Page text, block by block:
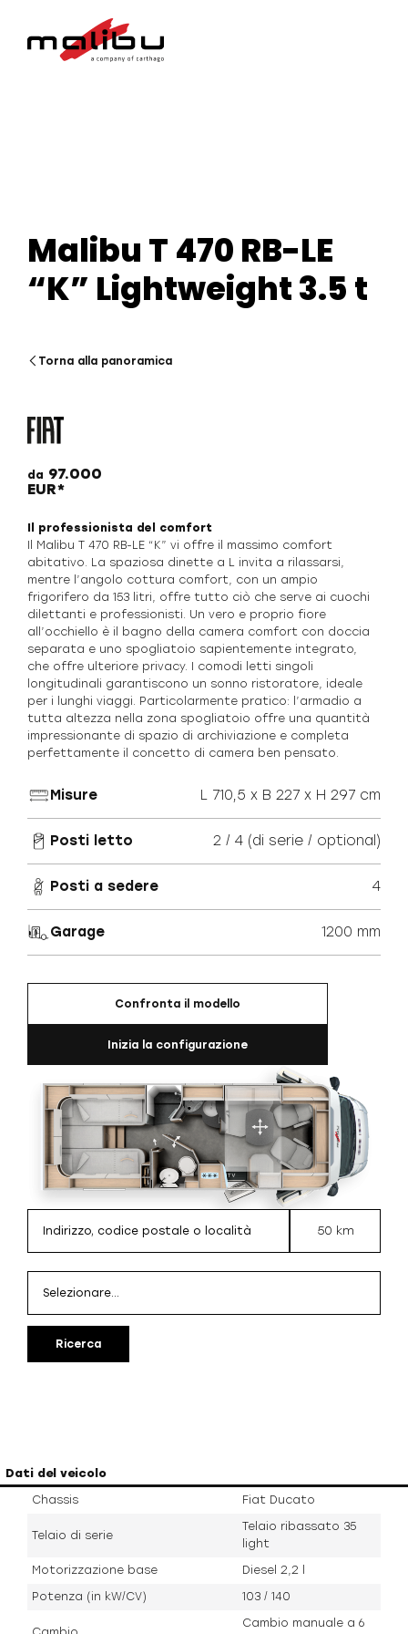
Malibu T 470 RB-LE
“K” Lightweight 3.5 t
Torna alla panoramica
da 97.000
EUR*
Il professionista del comfort
Il Malibu T 470 RB-LE “K” vi offre il massimo comfort
abitativo. La spaziosa dinette a L invita a rilassarsi,
mentre l’angolo cottura comfort, con un ampio
frigorifero da 153 litri, offre tutto ciò che serve ai cuochi
dilettanti e professionisti. Un vero e proprio fiore
all’occhiello è il bagno della camera comfort con doccia
separata e uno spogliatoio sapientemente integrato,
che offre ulteriore privacy. I comodi letti singoli
longitudinali garantiscono un sonno ristoratore, ideale
per i lunghi viaggi. Particolarmente pratico: l’armadio a
tutta altezza nella zona spogliatoio offre una quantità
impressionante di spazio di archiviazione e completa
perfettamente il concetto di camera ben pensato.
Misure L 710,5 x B 227 x H 297 cm
Posti letto 2 / 4 (di serie / optional)
Posti a sedere 4
Garage 1200 mm
Confronta il modello
Inizia la configurazione
50 km
Ricerca
Dati del veicolo
Chassis Fiat Ducato
Telaio di serie
Telaio ribassato 35
light
Motorizzazione base Diesel 2,2 l
Potenza (in kW/CV) 103 / 140
Cambio manuale a 6